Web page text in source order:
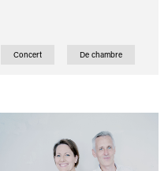
Concert De chambre